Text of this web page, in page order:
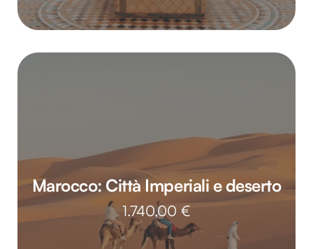
Marocco: Città Imperiali e deserto
1.740,00 €